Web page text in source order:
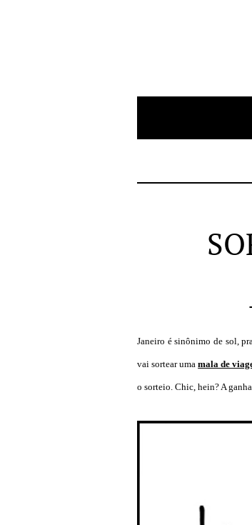
Janeiro é sinônimo de sol,
vai sortear umamala de
o sorteio. Chic, hein? A